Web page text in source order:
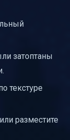
затоптаны
текстуре
разместите